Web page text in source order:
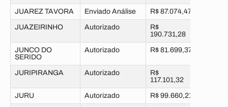
JUAREZ TAVORA Enviado Análise R$ 87.074,47
JUAZEIRINHO Autorizado
R$
190.731,28
JUNCO DO
SERIDO
Autorizado R$ 81.699,37
JURIPIRANGA Autorizado
R$
117.101,32
JURU Autorizado R$ 99.660,21